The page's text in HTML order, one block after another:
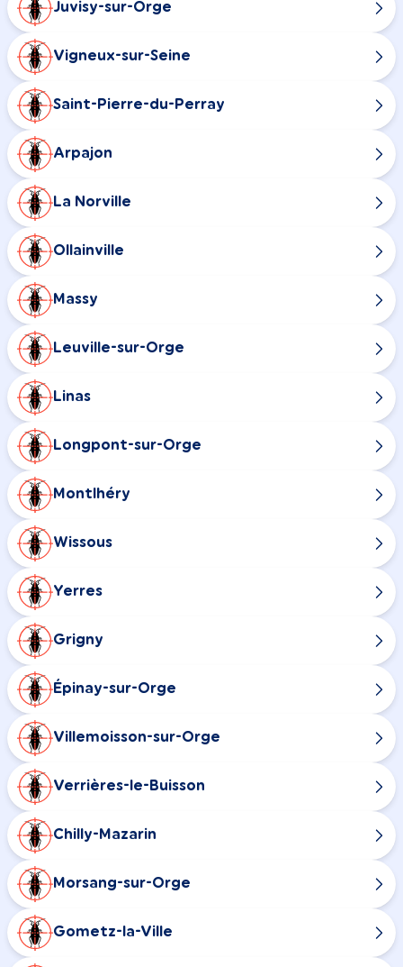
Juvisy-sur-Orge
Vigneux-sur-Seine
Saint-Pierre-du-Perray
Arpajon
La Norville
Ollainville
Massy
Leuville-sur-Orge
Linas
Longpont-sur-Orge
Montlhéry
Wissous
Yerres
Grigny
Épinay-sur-Orge
Villemoisson-sur-Orge
Verrières-le-Buisson
Chilly-Mazarin
Morsang-sur-Orge
Gometz-la-Ville